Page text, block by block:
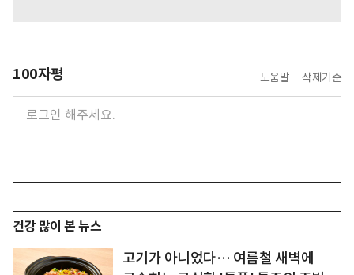
100자평 도움말 삭제기준
건강 많이 본 뉴스
고기가 아니었다… 여름철 새벽에